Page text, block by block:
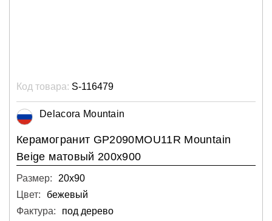
Код товара: S-116479
Delacora Mountain
Керамогранит GP2090MOU11R Mountain
Beige матовый 200х900
Размер:
20х90
Цвет:
бежевый
Фактура:
под дерево